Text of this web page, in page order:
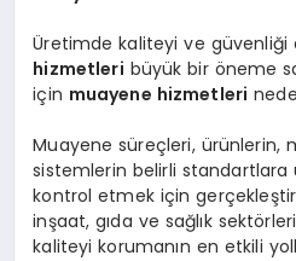
Üretimde kaliteyi ve güvenliği
hizmetleri büyük bir öneme
için muayene hizmetleri
Muayene süreçleri, ürünlerin,
sistemlerin belirli standartlara
kontrol etmek için
inşaat, gıda ve sağlık
kaliteyi korumanın en etkili